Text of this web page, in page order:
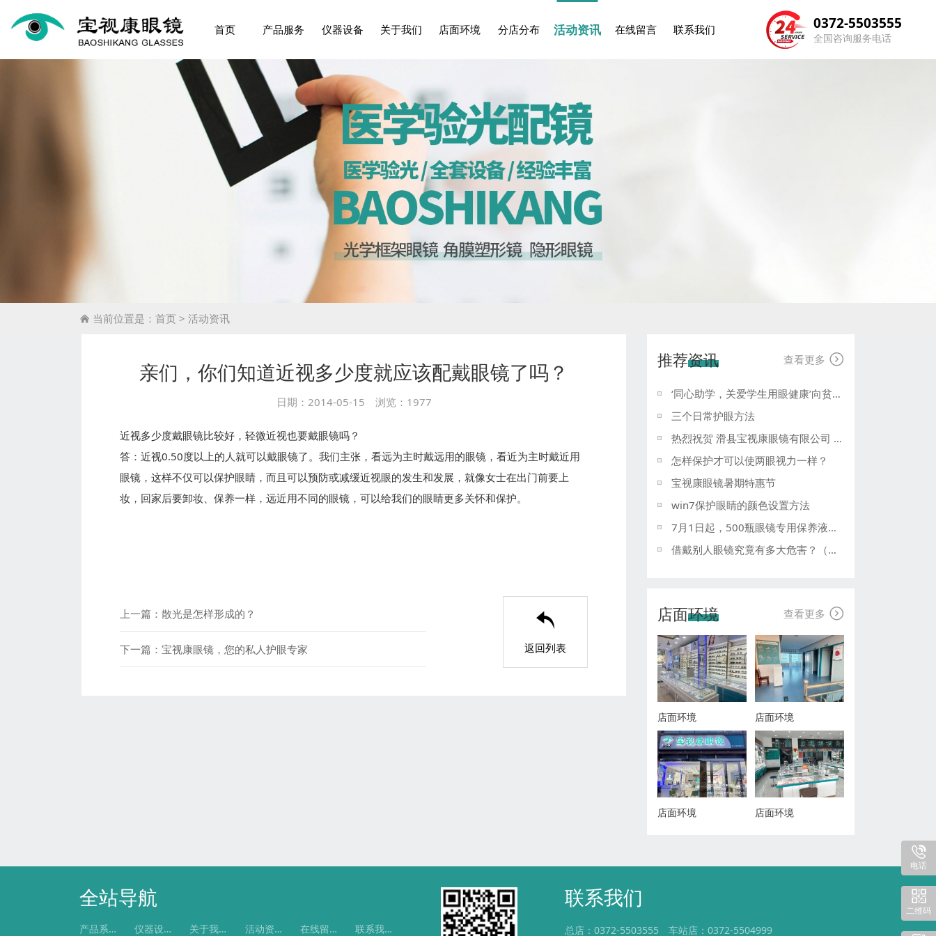
首页 产品服务 仪器设备 关于我们 店面环境 分店分布 活动资讯 在线留言 联系我们 0372-5503555
全国咨询服务电话
 当前位置是： 首页 > 活动资讯
亲们，你们知道近视多少度就应该配戴眼镜了吗？
日期：2014-05-15 浏览：1977
近视多少度戴眼镜比较好，轻微近视也要戴眼镜吗？
答：近视0.50度以上的人就可以戴眼镜了。我们主张，看远为主时戴远用的眼镜，看近为主时戴近用
眼镜，这样不仅可以保护眼睛，而且可以预防或减缓近视眼的发生和发展，就像女士在出门前要上
妆，回家后要卸妆、保养一样，远近用不同的眼镜，可以给我们的眼睛更多关怀和保护。
上一篇： 散光是怎样形成的？
下一篇： 宝视康眼镜，您的私人护眼专家

返回列表
推荐资讯 查看更多 
‘同心助学，关爱学生用眼健康’向贫困师生送温暖
三个日常护眼方法
热烈祝贺 滑县宝视康眼镜有限公司 被评为 河南省眼镜协会副会长单位
怎样保护才可以使两眼视力一样？
宝视康眼镜暑期特惠节
win7保护眼睛的颜色设置方法
7月1日起，500瓶眼镜专用保养液买就送！
借戴别人眼镜究竟有多大危害？（二）
店面环境 查看更多 
店面环境 店面环境
店面环境 店面环境
全站导航
产品系列 仪器设备 关于我们 活动资讯 在线留言 联系我们
联系我们
总店：0372-5503555 车站店：0372-5504999
电话
二维码